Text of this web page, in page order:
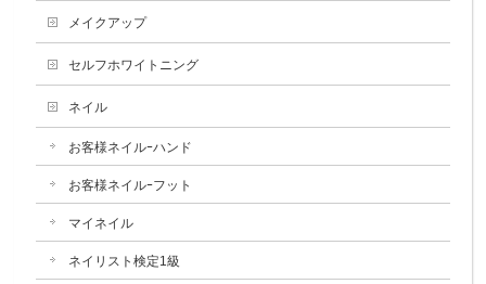
メイクアップ
セルフホワイトニング
ネイル
お客様ネイルｰハンド
お客様ネイルｰフット
マイネイル
ネイリスト検定1級